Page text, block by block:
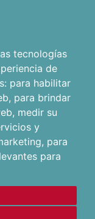
tecnologías
de
para habilitar
, para brindar
, medir su
y
, para
para